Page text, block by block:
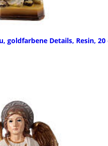
goldfarbene Details, Resin, 20